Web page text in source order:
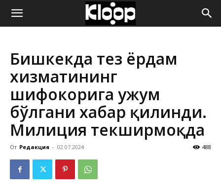
ҚИРҒИЗИСТОН
ЯНГИЛИКЛАРИ
Бишкекда тез ёрдам
хизматининг
шифокорига ҳужум
бўлгани хабар қилинди.
Милиция текширмоқда
От Редакция - 02.07.2024 488